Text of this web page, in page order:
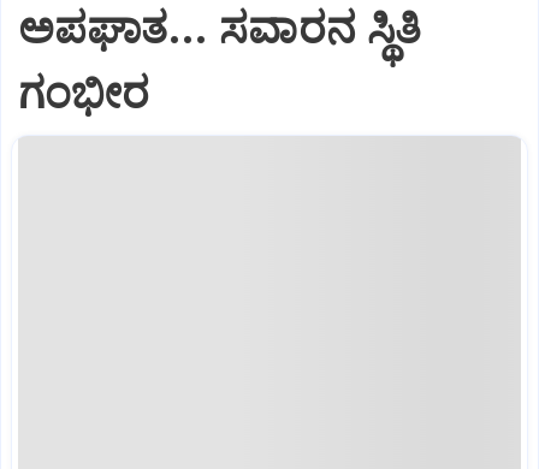
ಅಪಘಾತ... ಸವಾರನ ಸ್ಥಿತಿ
ಗಂಭೀರ